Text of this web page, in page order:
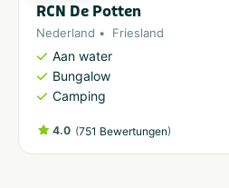
RCN De Potten
Nederland Friesland
Aan water
Bungalow
Camping
4.0 (751 Bewertungen)